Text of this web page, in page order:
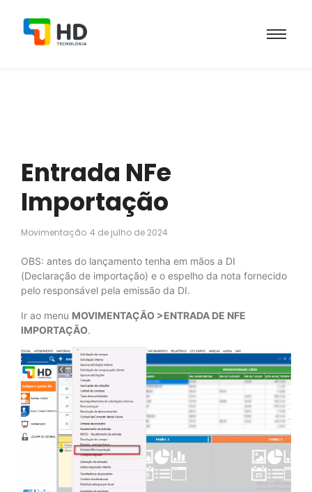
Entrada NFe
Importação
Movimentação 4 de julho de 2024
OBS: antes do lançamento tenha em mãos a DI
(Declaração de importação) e o espelho da nota fornecido
pelo responsável pela emissão da DI.
Ir ao menu MOVIMENTAÇÃO >ENTRADA DE NFE
IMPORTAÇÃO.